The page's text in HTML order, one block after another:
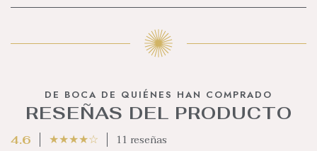
DE BOCA DE QUIÉNES HAN COMPRADO
RESEÑAS DEL PRODUCTO
4.6 ★★★★☆ 11 reseñas